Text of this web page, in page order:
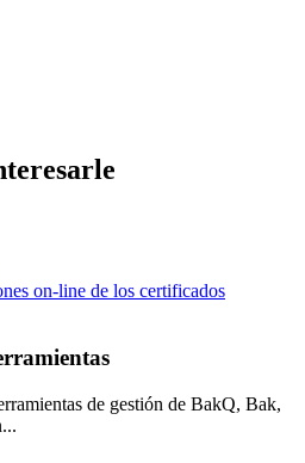
on-line de los certificados
de gestión de BakQ, Bak,